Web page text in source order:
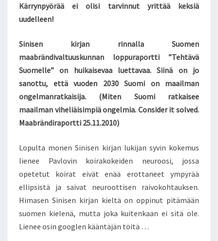
?
S
O
F
I
E
K
A
H
M
A
N
E
H
Kärrynpyörää ei olisi tarvinnut yrittää keksiä
uudelleen!
Sinisen kirjan rinnalla Suomen
maabrändivaltuuskunnan loppuraportti ”Tehtävä
Suomelle” on huikaisevaa luettavaa. Siinä on jo
sanottu, että vuoden 2030 Suomi on maailman
ongelmanratkaisija. (Miten Suomi ratkaisee
maailman viheliäisimpiä ongelmia. Consider it solved.
Maabrändiraportti 25.11.2010)
Lopulta monen Sinisen kirjan lukijan syvin kokemus
lienee Pavlovin koirakokeiden neuroosi, jossa
opetetut koirat eivät enää erottaneet ympyrää
ellipsistä ja saivat neuroottisen raivokohtauksen.
Himasen Sinisen kirjan kieltä on oppinut pitämään
suomen kielenä, mutta joka kuitenkaan ei sitä ole.
Lienee osin googlen kääntäjän töitä …